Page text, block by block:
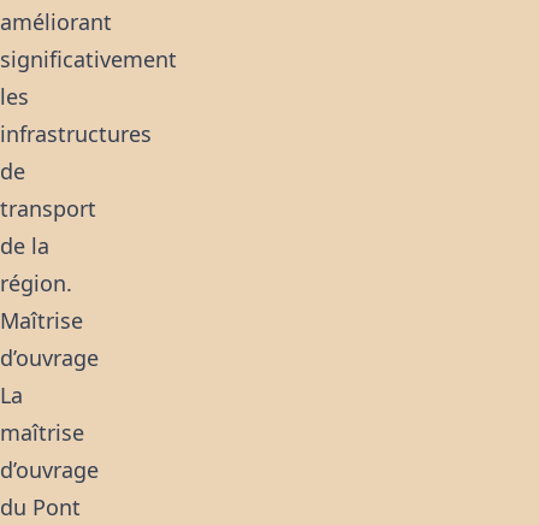
améliorant
significativement
les
infrastructures
de
transport
de la
région.
Maîtrise
d’ouvrage
La
maîtrise
d’ouvrage
du Pont